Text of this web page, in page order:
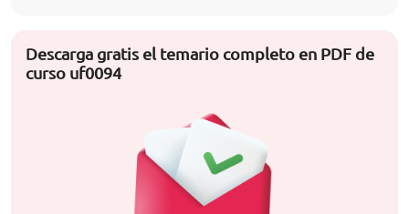
Descarga gratis el temario completo en PDF de
curso uf0094